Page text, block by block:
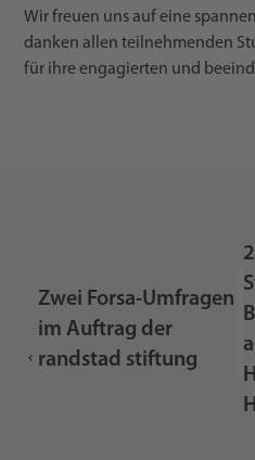
Wir freuen uns auf eine
danken allen teilnehmenden
für ihre engagierten und
Zwei Forsa-Umfragen
im Auftrag der
randstad stiftung